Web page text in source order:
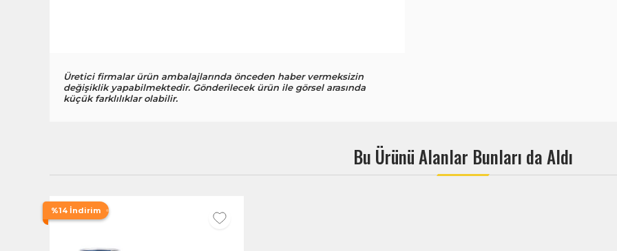
Üretici firmalar ürün ambalajlarında önceden haber vermeksizin
değişiklik yapabilmektedir. Gönderilecek ürün ile görsel arasında
küçük farklılıklar olabilir.
Bu Ürünü Alanlar Bunları da Aldı
%14 İndirim